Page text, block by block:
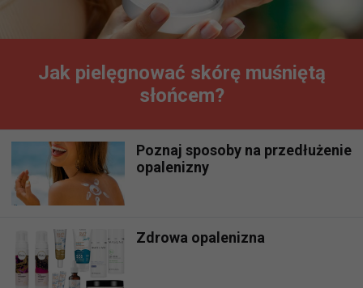
Jak pielęgnować skórę muśniętą
słońcem?
Poznaj sposoby na przedłużenie
opalenizny
Zdrowa opalenizna